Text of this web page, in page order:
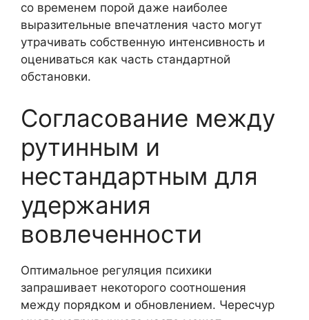
со временем порой даже наиболее
выразительные впечатления часто могут
утрачивать собственную интенсивность и
оцениваться как часть стандартной
обстановки.
Согласование между
рутинным и
нестандартным для
удержания
вовлеченности
Оптимальное регуляция психики
запрашивает некоторого соотношения
между порядком и обновлением. Чересчур